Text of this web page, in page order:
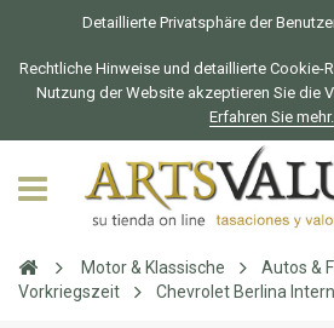
Detaillierte Privatsphäre der
Rechtliche Hinweise und detaillierte Cookie-
Nutzung der Website akzeptieren Sie die
Erfahren Sie mehr.
Motor & Klassische
Autos &
Vorkriegszeit
Chevrolet Berlina